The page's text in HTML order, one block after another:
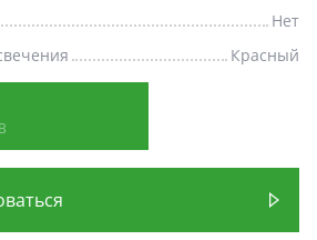
Нет
Красный